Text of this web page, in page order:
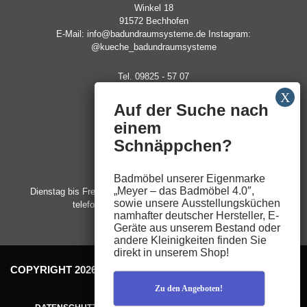
Winkel 18
91572 Bechhofen
E-Mail: info@badundraumsysteme.de Instagram:
@kueche_badundraumsysteme
Tel. 09825 - 57 07
ÖFFNUNGSZEITEN
Montag:
Uhr
Dienstag bis Freitag, sowie feste Termine nach­
telefonischer­ Vereinbarung
COPYRIGHT 2026 © SCHREINEREI MEYER. ALLE RECHTE
VORBEHALTEN.
Auf der Suche nach
einem
Schnäppchen?
Badmöbel unserer Eigenmarke
„Meyer – das Badmöbel 4.0″,
sowie unsere Ausstellungsküchen
namhafter deutscher Hersteller, E-
Geräte aus unserem Bestand oder
andere Kleinigkeiten finden Sie
direkt in unserem Shop!
Zu den Angeboten!